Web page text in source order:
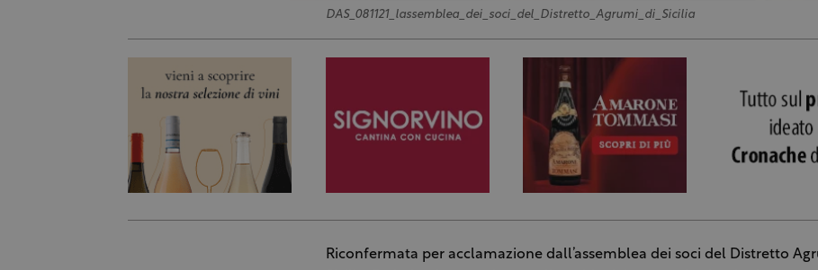
DAS_081121_lassemblea_dei_soci_del_Distretto_Agrumi_di_Sicilia
Riconfermata per acclamazione dall’assemblea dei soci del Distretto